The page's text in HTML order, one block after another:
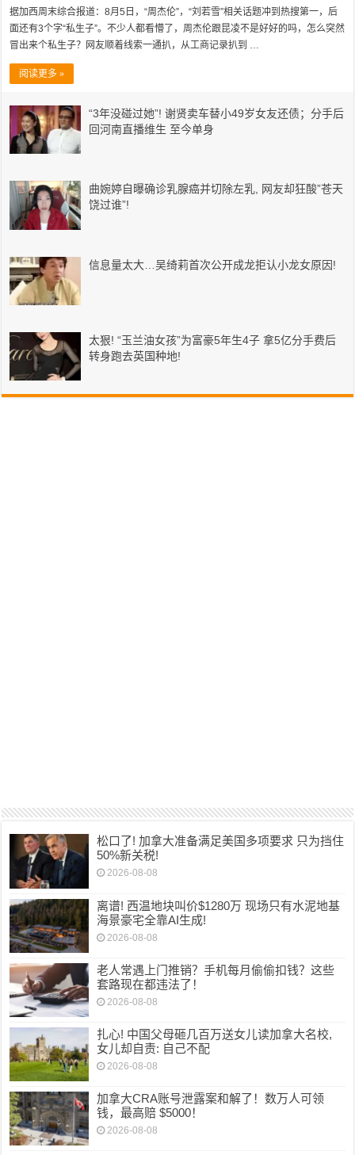
据加西周末综合报道：8月5日，“周杰伦”，“刘若雪”相关话题冲到热搜第一，后
面还有3个字“私生子”。不少人都看懵了，周杰伦跟昆凌不是好好的吗，怎么突然
冒出来个私生子？网友顺着线索一通扒，从工商记录扒到 …
阅读更多 »
“3年没碰过她”! 谢贤卖车替小49岁女友还债；分手后
回河南直播维生 至今单身
曲婉婷自曝确诊乳腺癌并切除左乳, 网友却狂酸”苍天
饶过谁”!
信息量太大…吴绮莉首次公开成龙拒认小龙女原因!
太狠! “玉兰油女孩”为富豪5年生4子 拿5亿分手费后
转身跑去英国种地!
松口了! 加拿大准备满足美国多项要求 只为挡住
50%新关税!
2026-08-08
离谱! 西温地块叫价$1280万 现场只有水泥地基
海景豪宅全靠AI生成!
2026-08-08
老人常遇上门推销？手机每月偷偷扣钱？这些
套路现在都违法了！
2026-08-08
扎心! 中国父母砸几百万送女儿读加拿大名校,
女儿却自责: 自己不配
2026-08-08
加拿大CRA账号泄露案和解了！数万人可领
钱，最高赔 $5000！
2026-08-08